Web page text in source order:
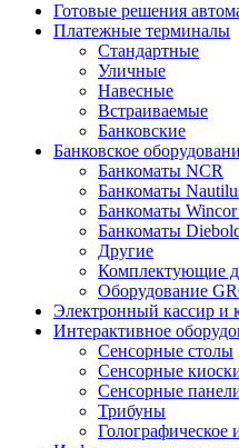
Готовые решения
Платежные терминалы
Стандартные
Уличные
Навесные
Встраиваемые
Банковские
Банковское
Банкоматы NCR
Банкоматы
Банкоматы
Банкоматы
Другие
Комплектующие
Оборудование
Электронный кассир и
Интерактивное
Сенсорные столы
Сенсорные
Сенсорные
Трибуны
Голографическое